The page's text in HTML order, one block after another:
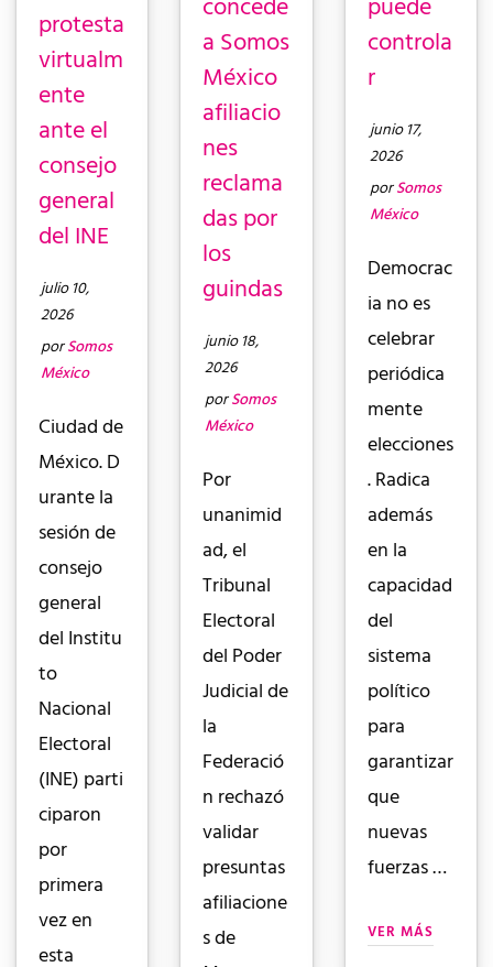
protesta
virtualm
ente
ante el
consejo
general
del INE
julio 10,
2026
porSomos
México
Ciudad de
México. D
urante la
sesión de
consejo
general
del Institu
to
Nacional
Electoral
(INE) parti
ciparon
por
primera
vez en
esta
a Somos
México
afiliacio
nes
reclama
das por
los
guindas
junio 18,
2026
porSomos
México
Por
unanimid
ad, el
Tribunal
Electoral
del Poder
Judicial de
la
Federació
n rechazó
validar
presuntas
afiliacione
s de
controla
r
junio 17,
2026
porSomos
México
Democrac
ia no es
celebrar
periódica
mente
elecciones
. Radica
además
en la
capacidad
del
sistema
político
para
garantizar
que
nuevas
fuerzas …
VER MÁS